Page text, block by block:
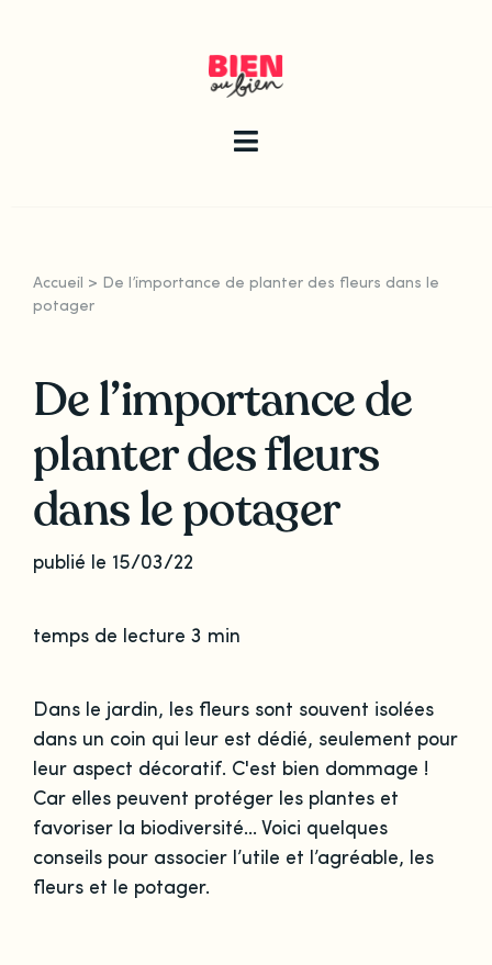
Toggle
Les articles
Qui sommes-nous ?
Accueil > De l’importance de planter des fleurs dans le
potager
De l’importance de
planter des fleurs
dans le potager
publié le 15/03/22
temps de lecture 3 min
Dans le jardin, les fleurs sont souvent isolées
dans un coin qui leur est dédié, seulement pour
leur aspect décoratif. C'est bien dommage !
Car elles peuvent protéger les plantes et
favoriser la biodiversité... Voici quelques
conseils pour associer l’utile et l’agréable, les
fleurs et le potager.